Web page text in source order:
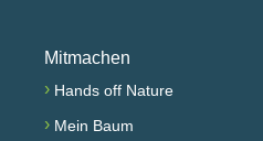
Mitmachen
› Hands off Nature
› Mein Baum